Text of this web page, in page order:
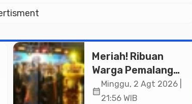
Meriah! Ribuan
Warga Pemalang
Padati Kirab
Festival Kamir
calendar_month
Minggu, 2 Agt 2026 |
21:56 WIB